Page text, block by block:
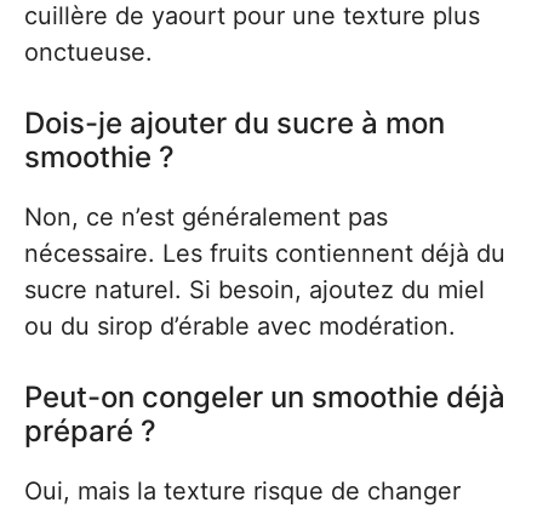
cuillère de yaourt pour une texture plus
onctueuse.
Dois-je ajouter du sucre à mon
smoothie ?
Non, ce n’est généralement pas
nécessaire. Les fruits contiennent déjà du
sucre naturel. Si besoin, ajoutez du miel
ou du sirop d’érable avec modération.
Peut-on congeler un smoothie déjà
préparé ?
Oui, mais la texture risque de changer